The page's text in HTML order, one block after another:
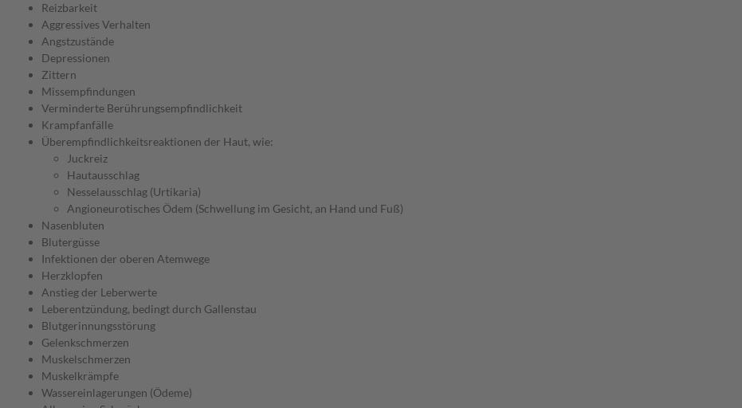
Reizbarkeit
Aggressives Verhalten
Angstzustände
Depressionen
Zittern
Missempfindungen
Verminderte Berührungsempfindlichkeit
Krampfanfälle
Überempfindlichkeitsreaktionen der Haut, wie:
Juckreiz
Hautausschlag
Nesselausschlag (Urtikaria)
Angioneurotisches Ödem (Schwellung im Gesicht, an Hand und Fuß)
Nasenbluten
Blutergüsse
Infektionen der oberen Atemwege
Herzklopfen
Anstieg der Leberwerte
Leberentzündung, bedingt durch Gallenstau
Blutgerinnungsstörung
Gelenkschmerzen
Muskelschmerzen
Muskelkrämpfe
Wassereinlagerungen (Ödeme)